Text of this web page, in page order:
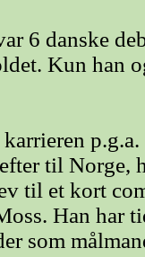
6 danske
Kun han
til Norge,
til et kort
Han har
som